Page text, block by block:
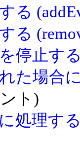
る
る
停止す
た場合
ト)
処理す